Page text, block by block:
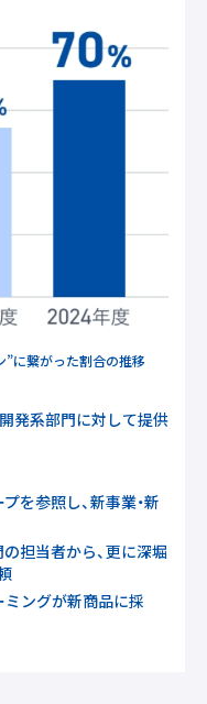
”に繋がった割合の推移
発系部門に対して提供
を参照し、新事業・新
担当者から、更に深堀
ングが新商品に採